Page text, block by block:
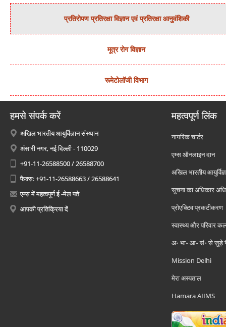
प्रतिरोपण प्रतिरक्षा विज्ञान एवं प्रतिरक्षा आनुवंशिकी
मूत्र रोग विज्ञान
रूमेटोलॉजी विभाग
हमसे संपर्क करें
अखिल भारतीय आयुर्विज्ञान संस्थान
अंसारी नगर, नई दिल्ली - 110029
+91-11-26588500 / 26588700
फैक्स: +91-11-26588663 / 26588641
एम्स में महत्वपूर्ण ई -मेल पते
आपकी प्रतिक्रिया दें
महत्वपूर्ण लिंक
नागरिक चार्टर
एम्स ऑनलाइन दान
अखिल भारतीय
सूचना का अधिकार
प्रोएक्टिव प्रकटीकरण
स्वास्थ्य और परिवार
अ॰ भा॰ आ॰ सं॰ से जुड़े
Mission Delhi
मेरा अस्पताल
Hamara AIIMS